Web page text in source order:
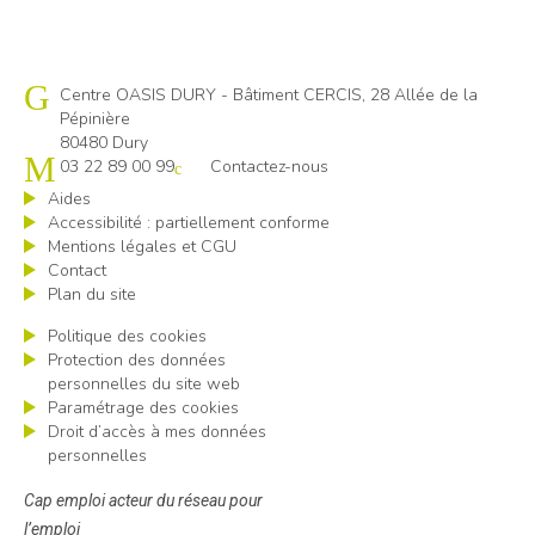
Cap emploi 80
Centre OASIS DURY - Bâtiment CERCIS, 28 Allée de la
Pépinière
80480 Dury
03 22 89 00 99
Contactez-nous
Aides
Accessibilité : partiellement conforme
Mentions légales et CGU
Contact
Plan du site
Politique des cookies
Protection des données
personnelles du site web
Paramétrage des cookies
Droit d’accès à mes données
personnelles
Cap emploi acteur du réseau pour
l’emploi